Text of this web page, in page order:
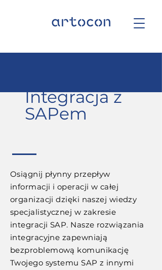
Integracja z
SAPem
Osiągnij płynny przepływ
informacji i operacji w całej
organizacji dzięki naszej wiedzy
specjalistycznej w zakresie
integracji SAP. Nasze rozwiązania
integracyjne zapewniają
bezproblemową komunikację
Twojego systemu SAP z innymi